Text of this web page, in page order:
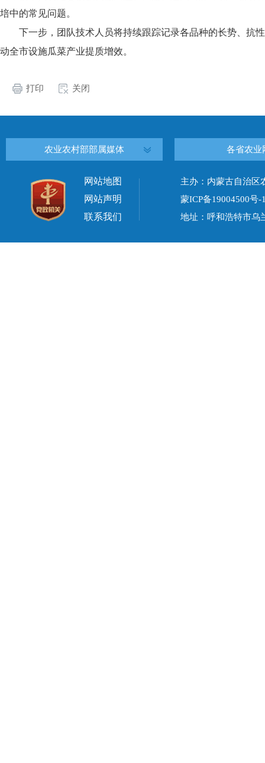
培中的常见问题。
下一步，团队技术人员将持续跟踪记录各品种的长势、抗
动全市设施瓜菜产业提质增效。
打印 关闭
农业农村部部属媒体 各省农业
网站地图
网站声明
联系我们
主办：内蒙古自治
蒙ICP备19004500号-
地址：呼和浩特市